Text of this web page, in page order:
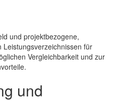
und projektbezogene,
für
Vergleichbarkeit und zur
und